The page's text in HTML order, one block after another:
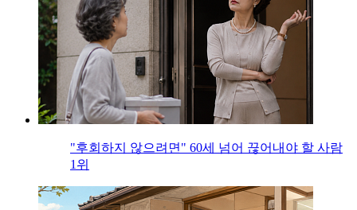
"후회하지 않으려면" 60세 넘어 끊어내야 할 사람
1위